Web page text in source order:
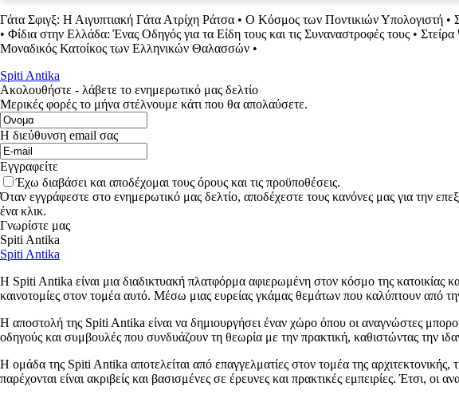
Γάτα Σφιγξ: Η Αιγυπτιακή Γάτα Ατρίχη Ράτσα • Ο Κόσμος των Ποντικιών Υπολογιστή •
• Φίδια στην Ελλάδα: Ένας Οδηγός για τα Είδη τους και τις Συναναστροφές τους •
Μοναδικός Κατοίκος των Ελληνικών Θαλασσών •
Spiti Antika
Ακολουθήστε - λάβετε το ενημερωτικό μας δελτίο
Μερικές φορές το μήνα στέλνουμε κάτι που θα απολαύσετε.
Η διεύθυνση email σας
Εγγραφείτε
Έχω διαβάσει και αποδέχομαι τους όρους και τις προϋποθέσεις.
Όταν εγγράφεστε στο ενημερωτικό μας δελτίο, αποδέχεστε τους κανόνες μας για την
ένα κλικ.
Γνωρίστε μας
Spiti Antika
Spiti Antika
Η Spiti Antika είναι μια διαδικτυακή πλατφόρμα αφιερωμένη στον κόσμο της κατοικίας
καινοτομίες στον τομέα αυτό. Μέσω μιας ευρείας γκάμας θεμάτων που καλύπτουν από
Η αποστολή της Spiti Antika είναι να δημιουργήσει έναν χώρο όπου οι αναγνώστες
οδηγούς και συμβουλές που συνδυάζουν τη θεωρία με την πρακτική, καθιστώντας την
Η ομάδα της Spiti Antika αποτελείται από επαγγελματίες στον τομέα της
παρέχονται είναι ακριβείς και βασισμένες σε έρευνες και πρακτικές εμπειρίες. Έτσι,